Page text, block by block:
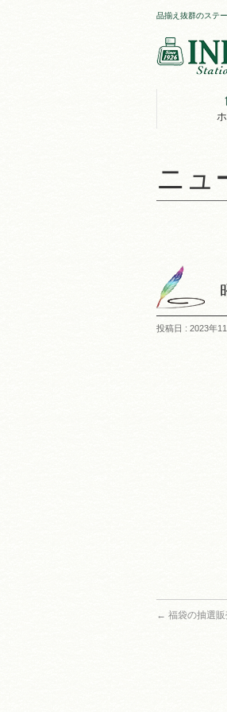
品揃え抜群のステ
ニュ
投稿日 : 2023年
← 福袋の抽選